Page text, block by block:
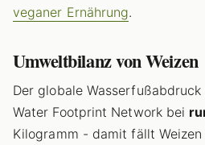
veganer Ernährung.
Umweltbilanz von Weizen
Der globale
Water Footprint Network bei
Kilogramm - damit fällt